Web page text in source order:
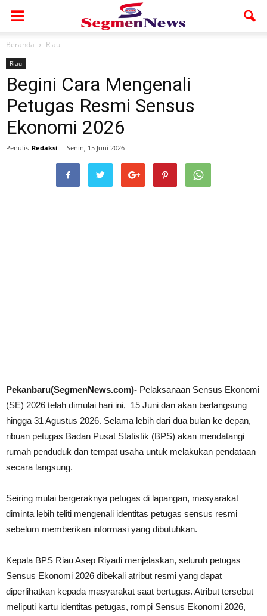
Beranda Riau
Riau
Begini Cara Mengenali
Petugas Resmi Sensus
Ekonomi 2026
Penulis Redaksi - Senin, 15 Juni 2026
Pekanbaru(SegmenNews.com)- Pelaksanaan Sensus Ekonomi
(SE) 2026 telah dimulai hari ini, 15 Juni dan akan berlangsung
hingga 31 Agustus 2026. Selama lebih dari dua bulan ke depan,
ribuan petugas Badan Pusat Statistik (BPS) akan mendatangi
rumah penduduk dan tempat usaha untuk melakukan pendataan
secara langsung.
Seiring mulai bergeraknya petugas di lapangan, masyarakat
diminta lebih teliti mengenali identitas petugas sensus resmi
sebelum memberikan informasi yang dibutuhkan.
Kepala BPS Riau Asep Riyadi menjelaskan, seluruh petugas
Sensus Ekonomi 2026 dibekali atribut resmi yang dapat
diperlihatkan kepada masyarakat saat bertugas. Atribut tersebut
meliputi kartu identitas petugas, rompi Sensus Ekonomi 2026,